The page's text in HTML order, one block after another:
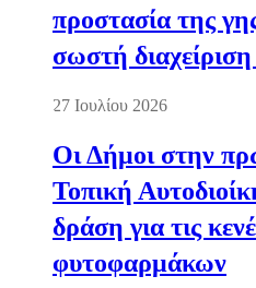
προστασία της
σωστή
27 Ιουλίου 2026
Οι Δήμοι στην
Τοπική
δράση για τις
φυτοφαρμάκων